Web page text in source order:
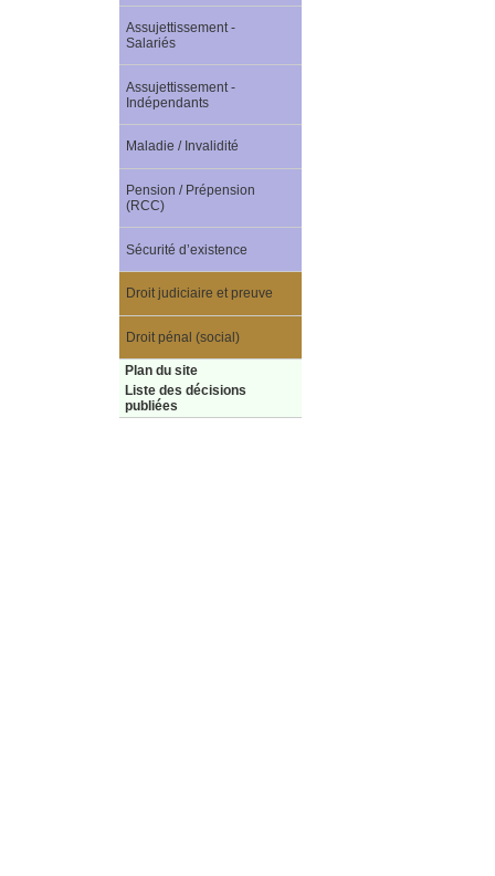
Assujettissement -
Salariés
Assujettissement -
Indépendants
Maladie / Invalidité
Pension / Prépension
(RCC)
Sécurité d’existence
Droit judiciaire et preuve
Droit pénal (social)
Plan du site
Liste des décisions
publiées